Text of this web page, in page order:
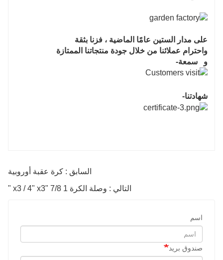
على مدار الستين عامًا الماضية ، فزنا بثقة
واحترام عملائنا من خلال جودة منتجاتنا الممتازة
و سمعة-
شهادتنا-
السابق : كرة عقبة أوروبية
التالي : وصلة الكرة 1 7/8 "x3 / 4" x3 "
اسم
صندوق بريد